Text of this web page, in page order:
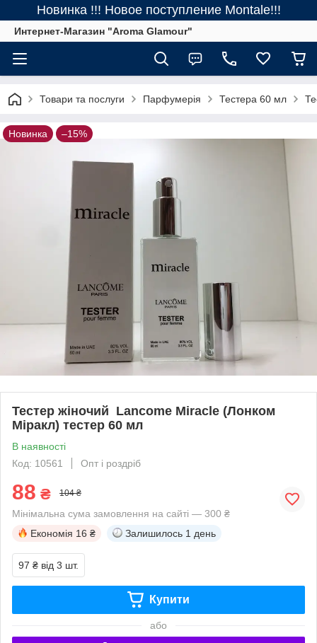
Новинка !!! Новое поступление Montale!!!
Интернет-Магазин "Aroma Glamour"
Товари та послуги Парфумерія Тестера 60 мл
Новинка –15%
Тестер жіночий Lancome Miracle (Лонком
Міракл) тестер 60 мл
В наявності
Код: 10561
Опт і роздріб
88 ₴ 104 ₴
Мінімальна сума замовлення на сайті — 300 ₴
Економія 16 ₴ Залишилось 1 день
97 ₴ від 3 шт.
Купити
або